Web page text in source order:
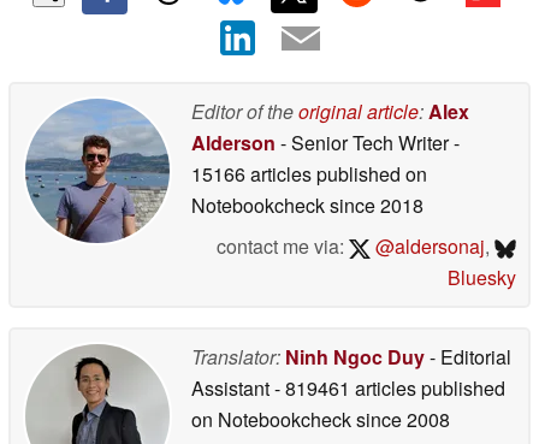
Editor of theoriginal article:Alex
Alderson - Senior Tech Writer-
15166 articles published on
Notebookchecksince 2018
contact me via:
@aldersonaj,
Bluesky
Translator: Ninh Ngoc Duy- Editorial
Assistant- 819461 articles published
on Notebookchecksince 2008